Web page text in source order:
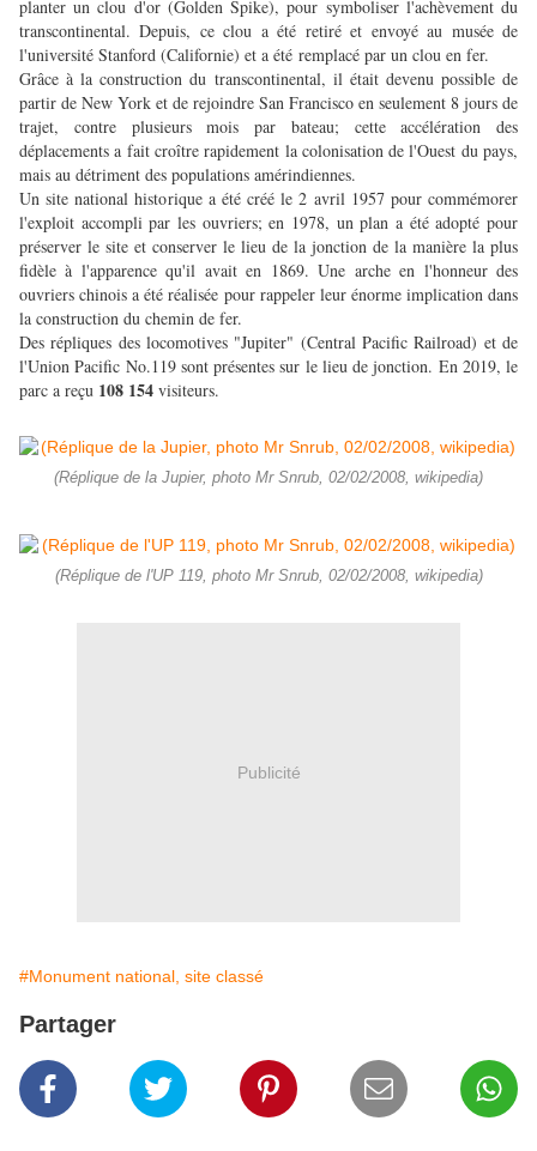
planter un clou d'or (Golden Spike), pour symboliser l'achèvement du
transcontinental. Depuis, ce clou a été retiré et envoyé au musée de
l'université Stanford (Californie) et a été remplacé par un clou en fer.
Grâce à la construction du transcontinental, il était devenu possible de
partir de New York et de rejoindre San Francisco en seulement 8 jours de
trajet, contre plusieurs mois par bateau; cette accélération des
déplacements a fait croître rapidement la colonisation de l'Ouest du pays,
mais au détriment des populations amérindiennes.
Un site national historique a été créé le 2 avril 1957 pour commémorer
l'exploit accompli par les ouvriers; en 1978, un plan a été adopté pour
préserver le site et conserver le lieu de la jonction de la manière la plus
fidèle à l'apparence qu'il avait en 1869. Une arche en l'honneur des
ouvriers chinois a été réalisée pour rappeler leur énorme implication dans
la construction du chemin de fer.
Des répliques des locomotives "Jupiter" (Central Pacific Railroad) et de
l'Union Pacific No.119 sont présentes sur le lieu de jonction. En 2019, le
parc a reçu 108 154 visiteurs.
(Réplique de la Jupier, photo Mr Snrub, 02/02/2008, wikipedia)
(Réplique de l'UP 119, photo Mr Snrub, 02/02/2008, wikipedia)
Publicité
#Monument national, site classé
Partager